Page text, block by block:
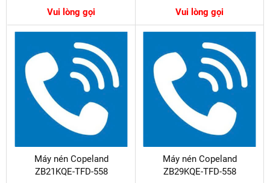
Vui lòng gọi
Vui lòng gọi
Máy nén Copeland
ZB21KQE-TFD-558
Máy nén Copeland
ZB29KQE-TFD-558